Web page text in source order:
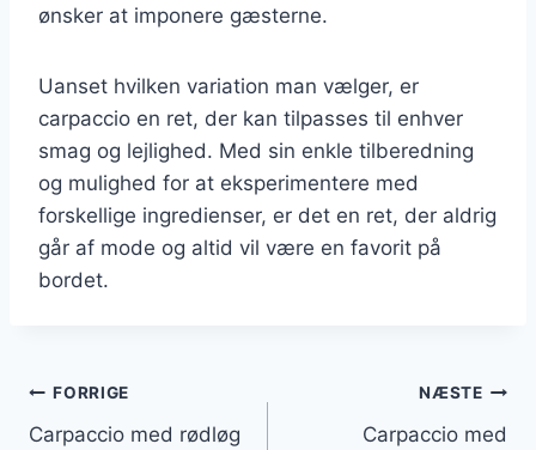
ønsker at imponere gæsterne.
Uanset hvilken variation man vælger, er
carpaccio en ret, der kan tilpasses til enhver
smag og lejlighed. Med sin enkle tilberedning
og mulighed for at eksperimentere med
forskellige ingredienser, er det en ret, der aldrig
går af mode og altid vil være en favorit på
bordet.
Indlægsnavigation
FORRIGE
Carpaccio med rødløg
NÆSTE
Carpaccio med